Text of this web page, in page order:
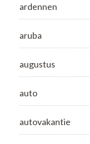
ardennen
aruba
augustus
auto
autovakantie